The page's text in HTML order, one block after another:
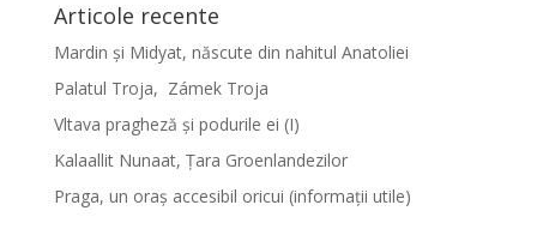
Articole recente
Mardin și Midyat, născute din nahitul Anatoliei
Palatul Troja, Zámek Troja
Vltava pragheză și podurile ei (I)
Kalaallit Nunaat, Țara Groenlandezilor
Praga, un oraș accesibil oricui (informații utile)